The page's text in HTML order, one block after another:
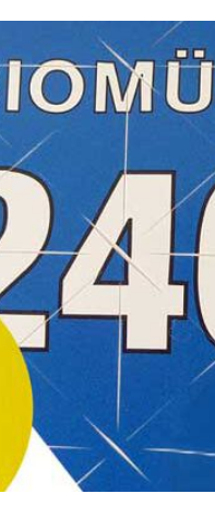
VERANSTALTUNGEN
4. August 2026 ]
Pappenheim
VERANSTALTUNGEN
August 2026 ]